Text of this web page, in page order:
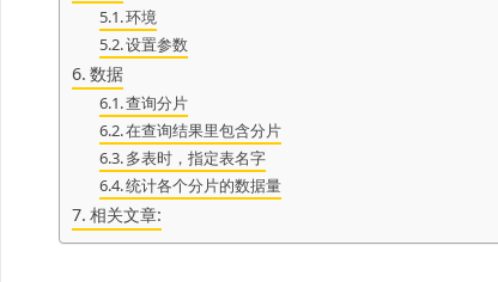
环境
设置参数
数据
查询分片
在查询结果里包含分片
多表时，指定表名字
统计各个分片的数据量
相关文章: